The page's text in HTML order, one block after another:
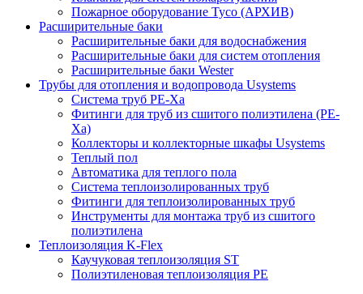
Пожарное оборудование Tyco (АРХИВ)
Расширительные баки
Расширительные баки для водоснабжения
Расширительные баки для систем отопления
Расширительные баки Wester
Трубы для отопления и водопровода Usystems
Система труб PE-Xa
Фитинги для труб из сшитого полиэтилена (PE-
Xa)
Коллекторы и коллекторные шкафы Usystems
Теплый пол
Автоматика для теплого пола
Система теплоизолированных труб
Фитинги для теплоизолированных труб
Инструменты для монтажа труб из сшитого
полиэтилена
Теплоизоляция K-Flex
Каучуковая теплоизоляция ST
Полиэтиленовая теплоизоляция PE